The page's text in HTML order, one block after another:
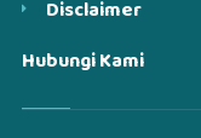
Disclaimer
Hubungi Kami